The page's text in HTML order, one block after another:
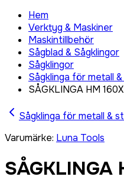
Hem
Verktyg & Maskiner
Maskintillbehör
Sågblad & Sågklingor
Sågklingor
Sågklinga för metall
SÅGKLINGA HM
Sågklinga för metall &
Varumärke: Luna Tools
SÅGKLINGA